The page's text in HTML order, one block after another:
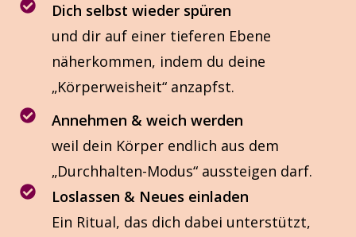
Dich selbst wieder spüren
und dir auf einer tieferen Ebene
näherkommen, indem du deine
„Körperweisheit“ anzapfst.
Annehmen & weich werden
weil dein Körper endlich aus dem
„Durchhalten-Modus“ aussteigen darf.
Loslassen & Neues einladen
Ein Ritual, das dich dabei unterstützt,